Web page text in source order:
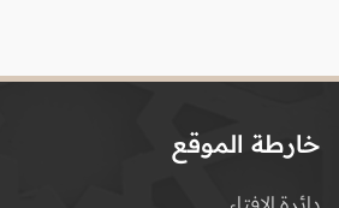
خارطة الموقع
دائرة الإفتاء